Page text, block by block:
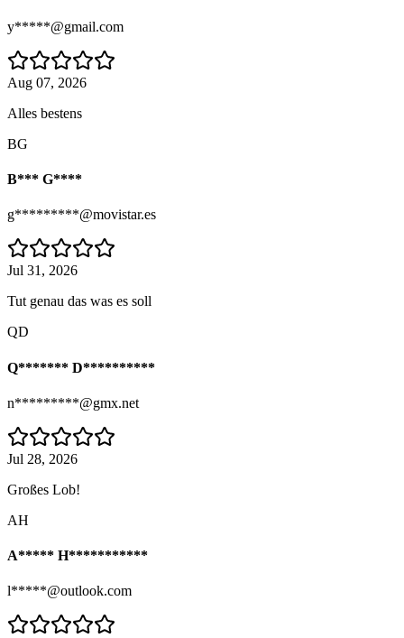
y*****@gmail.com
Aug 07, 2026
Alles bestens
BG
B*** G****
g*********@movistar.es
Jul 31, 2026
Tut genau das was es soll
QD
Q******* D**********
n*********@gmx.net
Jul 28, 2026
Großes Lob!
AH
A***** H***********
l*****@outlook.com